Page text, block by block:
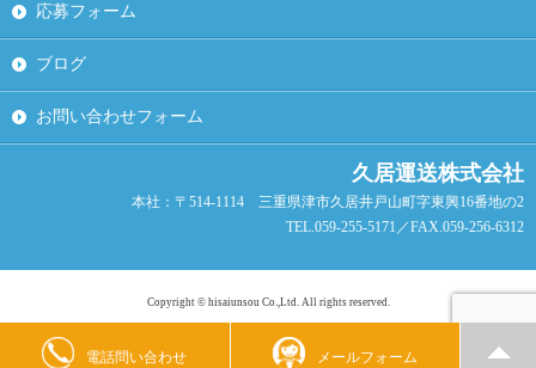
応募フォーム
ブログ
お問い合わせフォーム
久居運送株式会社
本社：〒514-1114 三重県津市久居井戸山町字東興16番地の2
TEL.059-255-5171／FAX.059-256-6312
Copyright © hisaiunsou Co.,Ltd. All rights reserved.
電話問い合わせ メールフォーム